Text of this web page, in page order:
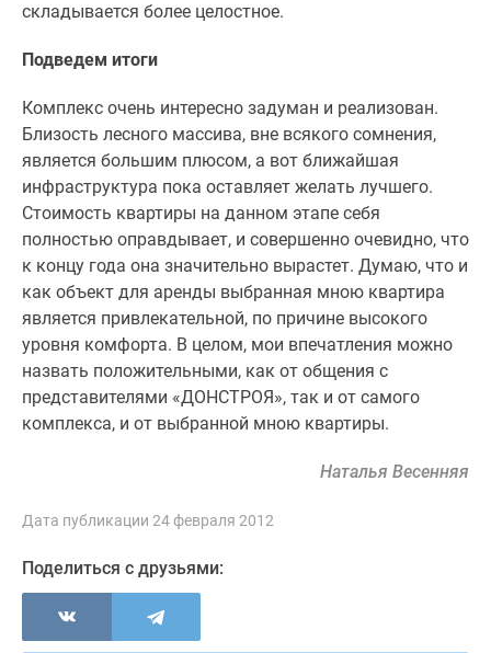
складывается более целостное.
Подведем итоги
Комплекс очень интересно задуман и реализован.
Близость лесного массива, вне всякого сомнения,
является большим плюсом, а вот ближайшая
инфраструктура пока оставляет желать лучшего.
Стоимость квартиры на данном этапе себя
полностью оправдывает, и совершенно очевидно, что
к концу года она значительно вырастет. Думаю, что и
как объект для аренды выбранная мною квартира
является привлекательной, по причине высокого
уровня комфорта. В целом, мои впечатления можно
назвать положительными, как от общения с
представителями «ДОНСТРОЯ», так и от самого
комплекса, и от выбранной мною квартиры.
Наталья Весенняя
Дата публикации 24 февраля 2012
Поделиться с друзьями: